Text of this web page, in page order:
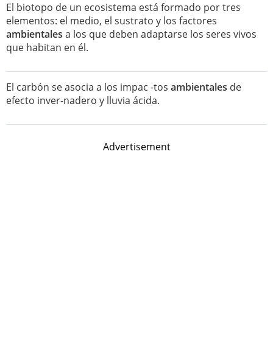
El biotopo de un ecosistema está formado por tres
elementos: el medio, el sustrato y los factores
ambientales a los que deben adaptarse los seres vivos
que habitan en él.
El carbón se asocia a los impac -tos ambientales de
efecto inver-nadero y lluvia ácida.
Advertisement